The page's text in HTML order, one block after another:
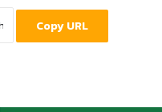
Copy URL